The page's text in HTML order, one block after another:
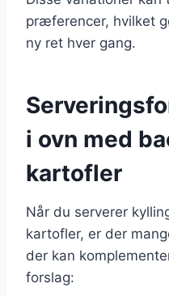
præferencer, hvilket
ny ret hver gang.
i ovn med
kartofler
Når du serverer
kartofler, er der
der kan
forslag: